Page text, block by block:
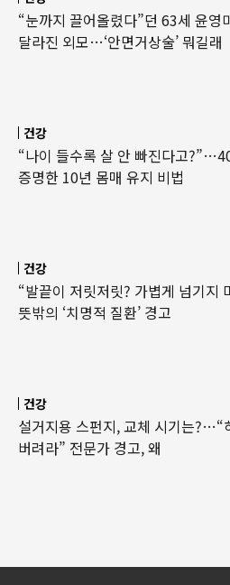
“눈까지 끌어올렸다”던 63세 윤영
달라진 외모…‘안면거상술’ 뭐길래
건강
“나이 들수록 살 안 빠진다고
증명한 10년 몸매 유지 비법
건강
“발끝이 저릿저릿? 가볍게 넘기지
뜻밖의 ‘치명적 질환’ 경고
건강
설거지용 스펀지, 교체 시기는?…“
버려라” 전문가 경고, 왜